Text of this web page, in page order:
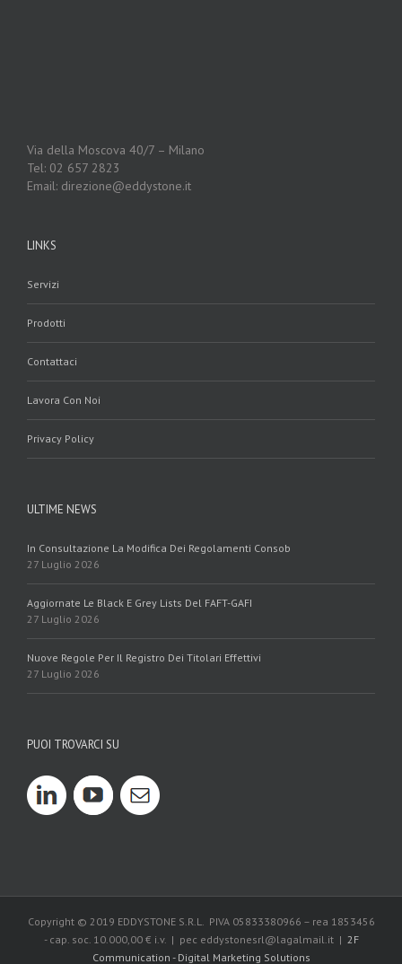
Via della Moscova 40/7 – Milano
Tel: 02 657 2823
Email: direzione@eddystone.it
LINKS
Servizi
Prodotti
Contattaci
Lavora Con Noi
Privacy Policy
ULTIME NEWS
In Consultazione La Modifica Dei Regolamenti Consob
27 Luglio 2026
Aggiornate Le Black E Grey Lists Del FAFT-GAFI
27 Luglio 2026
Nuove Regole Per Il Registro Dei Titolari Effettivi
27 Luglio 2026
PUOI TROVARCI SU
Copyright © 2019 EDDYSTONE S.R.L. PIVA 05833380966 – rea 1853456
- cap. soc. 10.000,00 € i.v. | pec eddystonesrl@lagalmail.it | 2F
Communication - Digital Marketing Solutions